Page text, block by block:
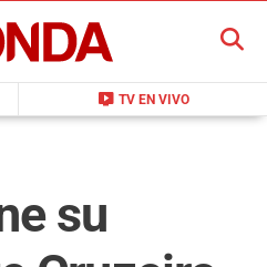
live_tv TV EN VIVO
BUSCAR
su